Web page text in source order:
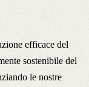
efficace del
sostenibile del
le nostre